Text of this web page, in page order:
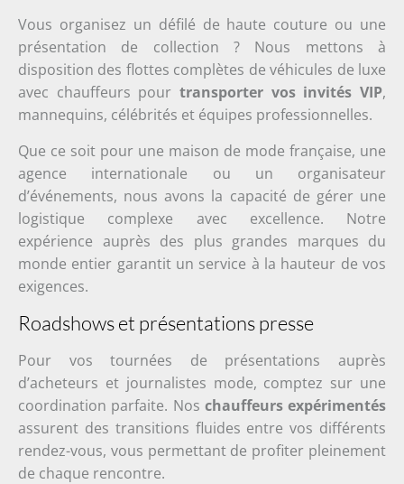
Vous organisez un défilé de haute couture ou une
présentation de collection ? Nous mettons à
disposition des flottes complètes de véhicules de luxe
avec chauffeurs pour transporter vos invités VIP,
mannequins, célébrités et équipes professionnelles.
Que ce soit pour une maison de mode française, une
agence internationale ou un organisateur
d’événements, nous avons la capacité de gérer une
logistique complexe avec excellence. Notre
expérience auprès des plus grandes marques du
monde entier garantit un service à la hauteur de vos
exigences.
Roadshows et présentations presse
Pour vos tournées de présentations auprès
d’acheteurs et journalistes mode, comptez sur une
coordination parfaite. Nos chauffeurs expérimentés
assurent des transitions fluides entre vos différents
rendez-vous, vous permettant de profiter pleinement
de chaque rencontre.